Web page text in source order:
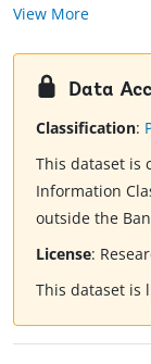
View More
Data
Classification:
This dataset is
Information
outside the
License:
This dataset is